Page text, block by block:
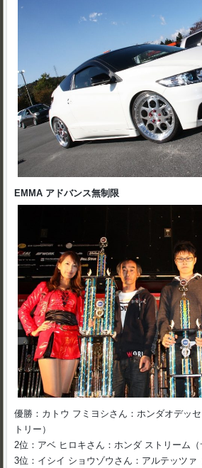
EMMA アドバンス無制限
優勝：カトウ フミヨシさん：ホンダオデッ
トリー）
2位：アベ ヒロキさん：ホンダ ストリーム（
3位：イシイ ショウゾウさん：アルテッツァ